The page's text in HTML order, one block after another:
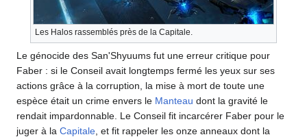
Les Halos rassemblés près de la Capitale.
Le génocide des San'Shyuums fut une erreur critique pour
Faber : si le Conseil avait longtemps fermé les yeux sur ses
actions grâce à la corruption, la mise à mort de toute une
espèce était un crime envers le Manteau dont la gravité le
rendait impardonnable. Le Conseil fit incarcérer Faber pour le
juger à la Capitale , et fit rappeler les onze anneaux dont la